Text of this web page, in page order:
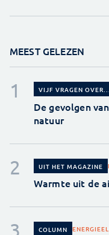
MEEST GELEZEN
VIJF VRAGEN OVER...
De gevolgen
natuur
UIT HET MAGAZINE
Warmte uit de
COLUMN ENERGIE